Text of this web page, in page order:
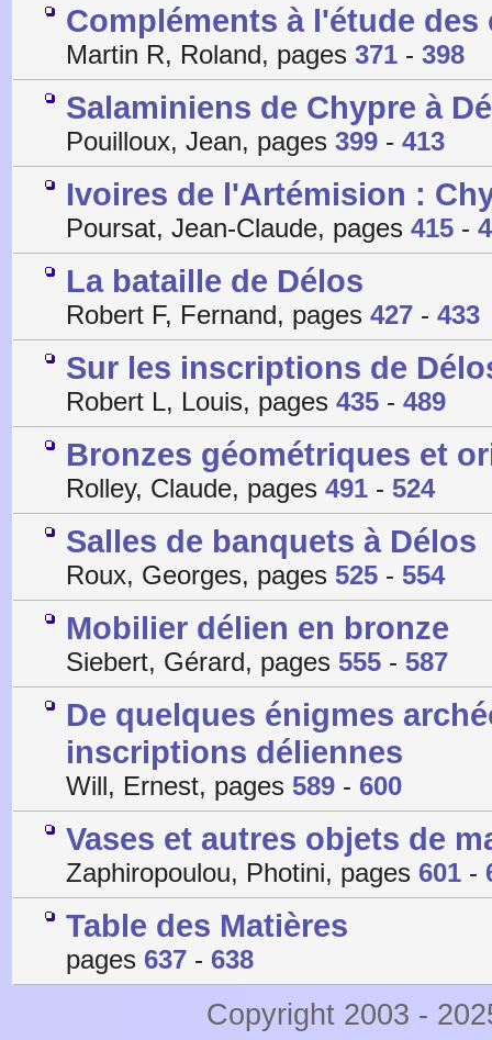
Compléments à l'étude
Martin R, Roland, pages 371 - 398
Salaminiens de Chypre à
Pouilloux, Jean, pages 399 - 413
Ivoires de l'Artémision :
Poursat, Jean-Claude, pages 415 -
La bataille de Délos
Robert F, Fernand, pages 427 - 433
Sur les inscriptions de
Robert L, Louis, pages 435 - 489
Bronzes géométriques et
Rolley, Claude, pages 491 - 524
Salles de banquets à Délos
Roux, Georges, pages 525 - 554
Mobilier délien en bronze
Siebert, Gérard, pages 555 - 587
De quelques énigmes
inscriptions déliennes
Will, Ernest, pages 589 - 600
Vases et autres objets de
Zaphiropoulou, Photini, pages 601 -
Table des Matières
pages 637 - 638
Copyright 2003 -